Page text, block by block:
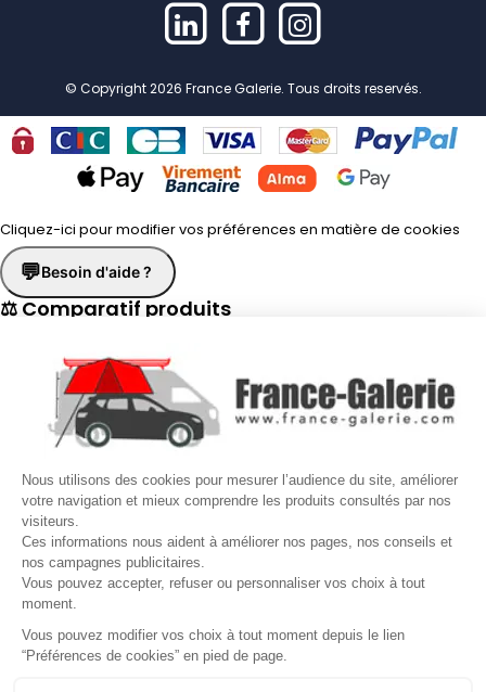
Nous utilisons des cookies pour mesurer l’audience du site, améliorer
votre navigation et mieux comprendre les produits consultés par nos
visiteurs.
Ces informations nous aident à améliorer nos pages, nos conseils et
nos campagnes publicitaires.
Vous pouvez accepter, refuser ou personnaliser vos choix à tout
moment.
Vous pouvez modifier vos choix à tout moment depuis le lien
“Préférences de cookies” en pied de page.
Gérer mes cookies
© Copyright 2026 France Galerie. Tous droits reservés.
Cliquez-ici pour modifier vos préférences en matière de cookies
💬Besoin d'aide ?
⚖ Comparatif produits
📋 Fiche technique
Demander un rappel
Nos conseillers vous rappellent duLundi au Vendredide8h30 à
17h30.
Nom* Prénom*
Téléphone